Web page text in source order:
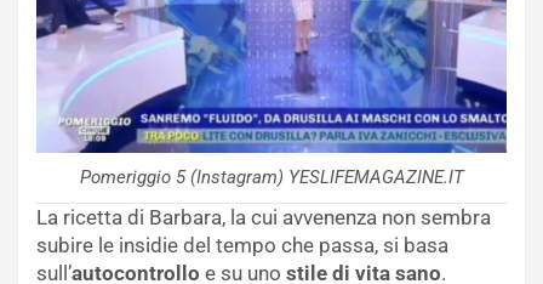
Pomeriggio 5 (Instagram) YESLIFEMAGAZINE.IT
La ricetta di Barbara, la cui avvenenza non sembra
subire le insidie del tempo che passa, si basa
sull’autocontrollo e su uno stile di vita sano.